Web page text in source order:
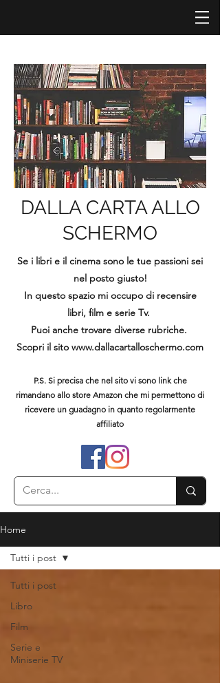
DALLA CARTA ALLO
SCHERMO
Se i libri e il cinema sono le tue passioni sei
nel posto giusto!
In questo spazio mi occupo di recensire
libri, film e serie Tv.
Puoi anche trovare diverse rubriche.
Scopri il sito www.dallacartalloschermo.com
P.S. Si precisa che nel sito vi sono link che
rimandano allo store Amazon che mi permettono di
ricevere un guadagno in quanto regolarmente
affiliato
Home
Tutti i post
Libro
Film
Serie e
Miniserie TV
Tutti i post